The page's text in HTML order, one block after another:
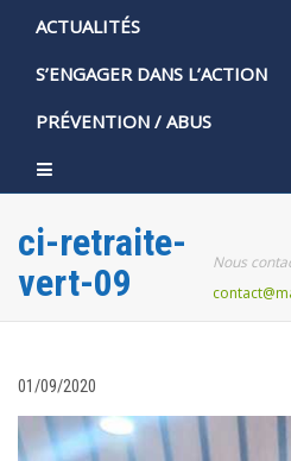
ACTUALITÉS
S’ENGAGER DANS L’ACTION
PRÉVENTION / ABUS
ci-retraite-
vert-09
Nous
01/09/2020